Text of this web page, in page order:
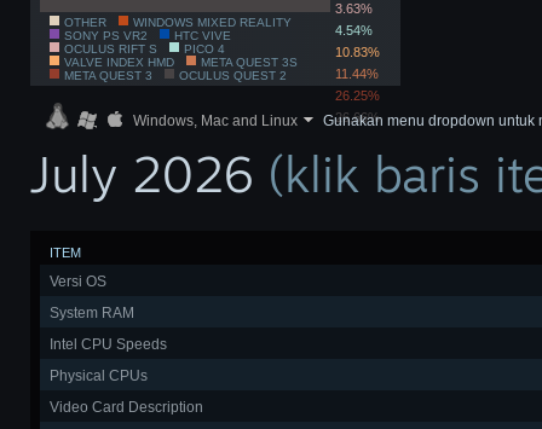
3.63%
4.54%
10.83%
11.44%
26.25%
26.66%
OTHER
WINDOWS MIXED REALITY
SONY PS VR2
HTC VIVE
OCULUS RIFT S
PICO 4
VALVE INDEX HMD
META QUEST 3S
META QUEST 3
OCULUS QUEST 2
Windows, Mac and Linux Gunakan menu dropdown untuk
July 2026 (klik baris
ITEM
Versi OS
System RAM
Intel CPU Speeds
Physical CPUs
Video Card Description